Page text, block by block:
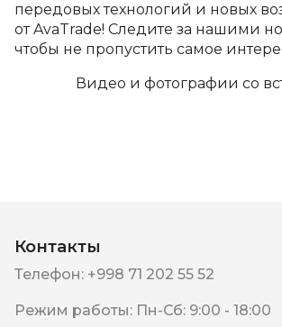
передовых технологий и новых
от AvaTrade! Следите за нашими
чтобы не пропустить самое
Видео и фотографии со
Контакты
Телефон: +998 71 202 55 52
Режим работы: Пн-Сб: 9:00 - 18:00